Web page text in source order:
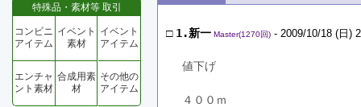
特殊品・素材等 取引
コンビニ
アイテム
イベント
素材
イベント
アイテム
エンチャ
ント素材
合成用素
材
その他の
アイテム
□ 1.新一 Master(1270回) - 2009/10/18 (日)
値下げ
４００ｍ